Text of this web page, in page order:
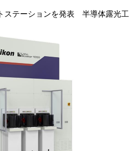
ステーションを発表 半導体露光工